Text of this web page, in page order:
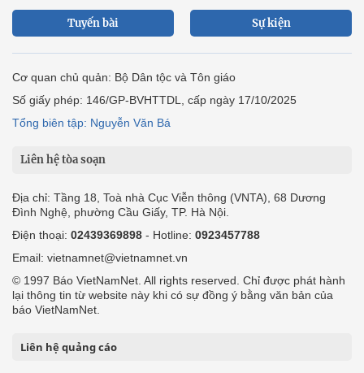
Tuyến bài Sự kiện
Cơ quan chủ quản: Bộ Dân tộc và Tôn giáo
Số giấy phép: 146/GP-BVHTTDL, cấp ngày 17/10/2025
Tổng biên tập: Nguyễn Văn Bá
Liên hệ tòa soạn
Địa chỉ: Tầng 18, Toà nhà Cục Viễn thông (VNTA), 68 Dương
Đình Nghệ, phường Cầu Giấy, TP. Hà Nội.
Điện thoại: 02439369898 - Hotline: 0923457788
Email: vietnamnet@vietnamnet.vn
© 1997 Báo VietNamNet. All rights reserved. Chỉ được phát hành
lại thông tin từ website này khi có sự đồng ý bằng văn bản của
báo VietNamNet.
Liên hệ quảng cáo